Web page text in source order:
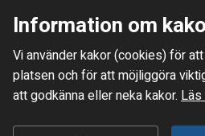
Mellanskånes Renhållnings AB
Du är här: Videofilmer
V
Information om
Vi använder kakor (cookies) för
platsen och för att möjlig­göra
att godkänna eller neka kakor. Läs